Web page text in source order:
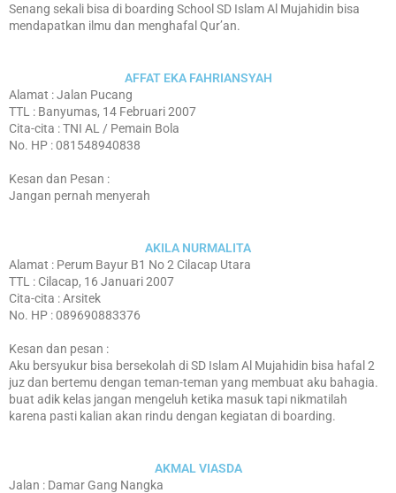
Tujuan Sekolah
Struktur Organisasi
Pendidik
Data Siswa
INPUT DATA ALUMI
Program Tahfidz Al-Qur’an
Ekstrakurikuler Islami untuk Pengembangan
Karakter
Pendidikan Karakter dan Akhlak Islami
GALERI
Ektra Kurikuler
Berita
Agenda
Video
CONTACT
Senang sekali bisa di boarding School SD Islam Al Mujahidin bisa
mendapatkan ilmu dan menghafal Qur’an.
AFFAT EKA FAHRIANSYAH
Alamat : Jalan Pucang
TTL : Banyumas, 14 Februari 2007
Cita-cita : TNI AL / Pemain Bola
No. HP : 081548940838
Kesan dan Pesan :
Jangan pernah menyerah
AKILA NURMALITA
Alamat : Perum Bayur B1 No 2 Cilacap Utara
TTL : Cilacap, 16 Januari 2007
Cita-cita : Arsitek
No. HP : 089690883376
Kesan dan pesan :
Aku bersyukur bisa bersekolah di SD Islam Al Mujahidin bisa hafal 2
juz dan bertemu dengan teman-teman yang membuat aku bahagia.
buat adik kelas jangan mengeluh ketika masuk tapi nikmatilah
karena pasti kalian akan rindu dengan kegiatan di boarding.
AKMAL VIASDA
Jalan : Damar Gang Nangka